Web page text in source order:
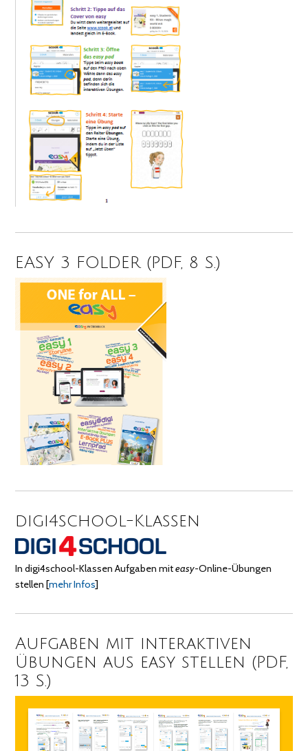
EASY 3 FOLDER (PDF, 8 S.)
digi4school-Klassen
In digi4school-Klassen Aufgaben miteasy-Online-Übungen
stellen [mehr Infos]
Aufgaben mit interaktiven
Übungen aus easy stellen (PDF,
13 S.)